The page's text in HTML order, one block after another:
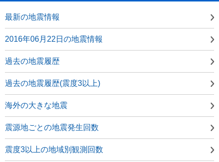
最新の地震情報
2016年06月22日の地震情報
過去の地震履歴
過去の地震履歴(震度3以上)
海外の大きな地震
震源地ごとの地震発生回数
震度3以上の地域別観測回数